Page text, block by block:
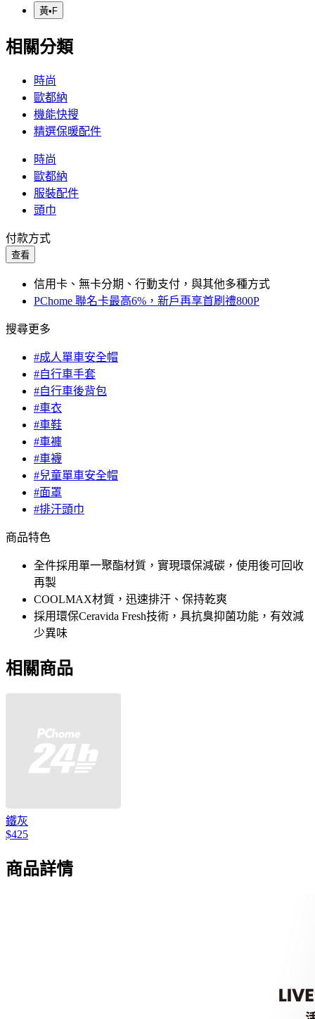
黃•F
相關分類
時尚
歐都納
機能快搜
精選保暖配件
時尚
歐都納
服裝配件
頭巾
付款方式
查看
信用卡、無卡分期、行動支付，與其他多種方式
PChome 聯名卡最高6%，新戶再享首刷禮800P
搜尋更多
#成人單車安全帽
#自行車手套
#自行車後背包
#車衣
#車鞋
#車褲
#車襪
#兒童單車安全帽
#面罩
#排汗頭巾
商品特色
全件採用單一聚酯材質，實現環保減碳，使用後可回收
再製
COOLMAX材質，迅速排汗、保持乾爽
採用環保Ceravida Fresh技術，具抗臭抑菌功能，有效減
少異味
相關商品
鐵灰
$425
商品詳情